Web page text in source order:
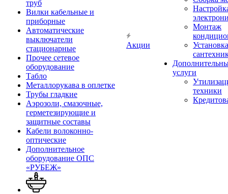
труб
Вилки кабельные и
приборные
Автоматические
выключатели
стационарные
Прочее сетевое
оборудование
Табло
Металлорукава в оплетке
Трубы гладкие
Аэрозоли, смазочные,
герметезирующие и
защитные составы
Кабели волоконно-
оптические
Дополнительное
оборудование ОПС
«РУБЕЖ»
Акции
Монтаж
Установка
услуги
техники